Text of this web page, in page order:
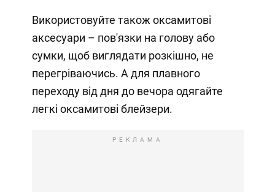
Використовуйте також оксамитові
аксесуари – пов'язки на голову або
сумки, щоб виглядати розкішно, не
перегріваючись. А для плавного
переходу від дня до вечора одягайте
легкі оксамитові блейзери.
РЕКЛАМА